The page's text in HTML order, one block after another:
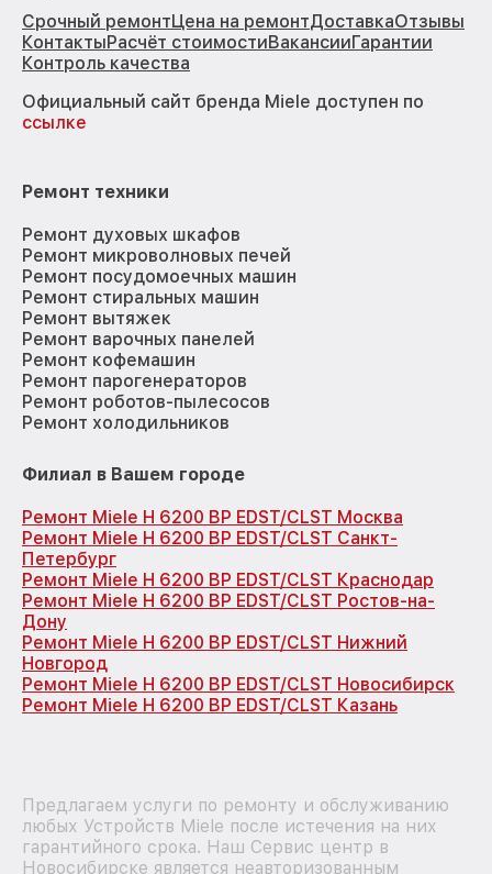
Срочный ремонтЦена на ремонтДоставкаОтзывы
КонтактыРасчёт стоимостиВакансииГарантии
Контроль качества
Официальный сайт бренда Miele доступен по
ссылке
Ремонт техники
Ремонт духовых шкафов
Ремонт микроволновых печей
Ремонт посудомоечных машин
Ремонт стиральных машин
Ремонт вытяжек
Ремонт варочных панелей
Ремонт кофемашин
Ремонт парогенераторов
Ремонт роботов-пылесосов
Ремонт холодильников
Филиал в Вашем городе
Ремонт Miele H 6200 BP EDST/CLST Москва
Ремонт Miele H 6200 BP EDST/CLST Санкт-
Петербург
Ремонт Miele H 6200 BP EDST/CLST Краснодар
Ремонт Miele H 6200 BP EDST/CLST Ростов-на-
Дону
Ремонт Miele H 6200 BP EDST/CLST Нижний
Новгород
Ремонт Miele H 6200 BP EDST/CLST Новосибирск
Ремонт Miele H 6200 BP EDST/CLST Казань
Предлагаем услуги по ремонту и обслуживанию
любых Устройств Miele после истечения на них
гарантийного срока. Наш Сервис центр в
Новосибирске является неавторизованным